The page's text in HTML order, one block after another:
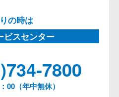
の時は
ビスセンター
7800
00（年中無休）